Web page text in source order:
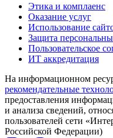
Этика и комплаенс
Оказание услуг
Использование
Защита
Пользовательское
ИТ аккредитация
На информационном
рекомендательные
предоставления
и анализа сведений,
пользователей сети
Российской Федерации)